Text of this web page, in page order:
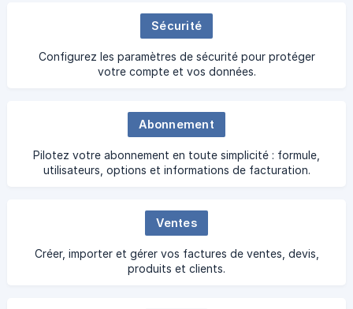
Sécurité
Configurez les paramètres de sécurité pour protéger
votre compte et vos données.
Abonnement
Pilotez votre abonnement en toute simplicité : formule,
utilisateurs, options et informations de facturation.
Ventes
Créer, importer et gérer vos factures de ventes, devis,
produits et clients.